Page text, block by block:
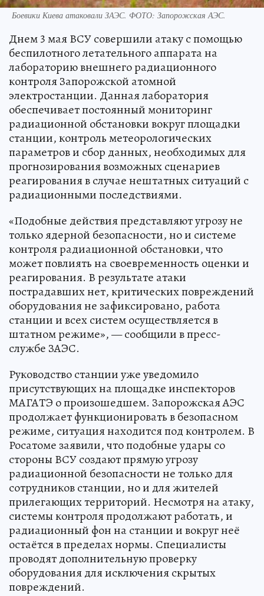
Боевики Киева атаковали ЗАЭС. ФОТО: Запорожская АЭС.
Днем 3 мая ВСУ совершили атаку с помощью
беспилотного летательного аппарата на
лабораторию внешнего радиационного
контроля Запорожской атомной
электростанции. Данная лаборатория
обеспечивает постоянный мониторинг
радиационной обстановки вокруг площадки
станции, контроль метеорологических
параметров и сбор данных, необходимых для
прогнозирования возможных сценариев
реагирования в случае нештатных ситуаций с
радиационными последствиями.
«Подобные действия представляют угрозу не
только ядерной безопасности, но и системе
контроля радиационной обстановки, что
может повлиять на своевременность оценки и
реагирования. В результате атаки
пострадавших нет, критических повреждений
оборудования не зафиксировано, работа
станции и всех систем осуществляется в
штатном режиме», — сообщили в пресс-
службе ЗАЭС.
Руководство станции уже уведомило
присутствующих на площадке инспекторов
МАГАТЭ о произошедшем. Запорожская АЭС
продолжает функционировать в безопасном
режиме, ситуация находится под контролем. В
Росатоме заявили, что подобные удары со
стороны ВСУ создают прямую угрозу
радиационной безопасности не только для
сотрудников станции, но и для жителей
прилегающих территорий. Несмотря на атаку,
системы контроля продолжают работать, и
радиационный фон на станции и вокруг неё
остаётся в пределах нормы. Специалисты
проводят дополнительную проверку
оборудования для исключения скрытых
повреждений.